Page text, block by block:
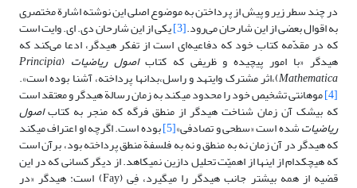
در چند سطر زیر و پیش از پرداختن به موضوع اصلی این نوشته اشارة مختصرى
به اقوال بعضى از این شارحان می‌رود.[3] یکی از این شارحان دی. ای. وایت است
که در مقدّمه کتاب خود که دفاعیه‌ای است از تفکر هیدگر، ادعا می‌کند که
هیدگر «با امور پیچیده و ظریفی که کتاب اصول ریاضیات (
Principia
Mathematica)،اثر مشترک وایتهد و راسل،بدان‏ها پرداخته، آشنا بوده است».
[4] موهانتى تشخیص خود را محدود مى‏کند به زمان رسالة هیدگر و معتقد است
که بى‏شک آن زمان شناخت هیدگر از منطق فرگه که منجر به کتاباصول
ریاضیاتشده است «سطحى و تصادفى»[5] بوده است. اگرچه او اعتراف مى‏کند
که هیدگر در آن زمان نه به منطق و نه به فلسفة منطق ‏پرداخته بود، برآن است
که هیچ‏کدام از اینها از اهمیّت تحلیل دازین نمى‏کاهد. از دیگر کسانی که در این
قضیه از همه بیشتر جانب هیدگر را مى‏گیرد، فِى (Fay) است: هیدگر «در